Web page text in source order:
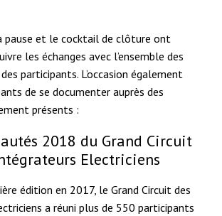
pause et le cocktail de clôture ont
les échanges avec l’ensemble des
participants. L’occasion également
de se documenter auprès des
présents :
2018 du Grand Circuit
Electriciens
édition en 2017, le Grand Circuit des
a réuni plus de 550 participants